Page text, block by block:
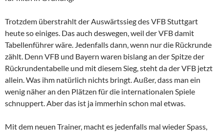
Trotzdem überstrahlt der Auswärtssieg des VFB Stuttgart
heute so einiges. Das auch deswegen, weil der VFB damit
Tabellenführer wäre. Jedenfalls dann, wenn nur die Rückrunde
zählt. Denn VFB und Bayern waren bislang an der Spitze der
Rückrundentabelle und mit diesem Sieg, steht da der VFB jetzt
allein. Was ihm natürlich nichts bringt. Außer, dass man ein
wenig näher an den Plätzen für die internationalen Spiele
schnuppert. Aber das ist ja immerhin schon mal etwas.
Mit dem neuen Trainer, macht es jedenfalls mal wieder Spass,